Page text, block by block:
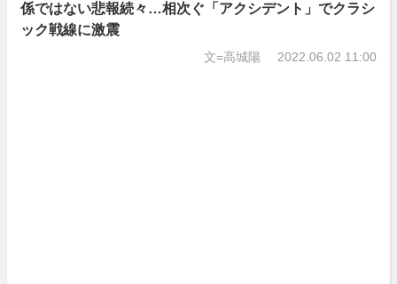
係ではない悲報続々…相次ぐ「アクシデント」でクラシ
ック戦線に激震
文=高城陽 2022.06.02 11:00